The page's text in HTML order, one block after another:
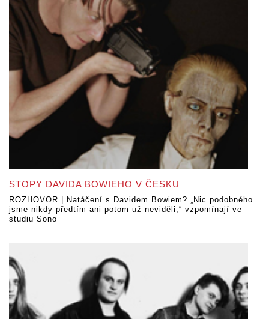
STOPY DAVIDA BOWIEHO V ČESKU
ROZHOVOR | Natáčení s Davidem Bowiem? „Nic podobného
jsme nikdy předtím ani potom už neviděli,“ vzpomínají ve
studiu Sono